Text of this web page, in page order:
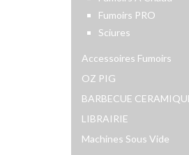
Fumoirs PRO
Sciures
Accessoires Fumoirs
OZ PIG
BARBECUE
LIBRAIRIE
Machines Sous Vide